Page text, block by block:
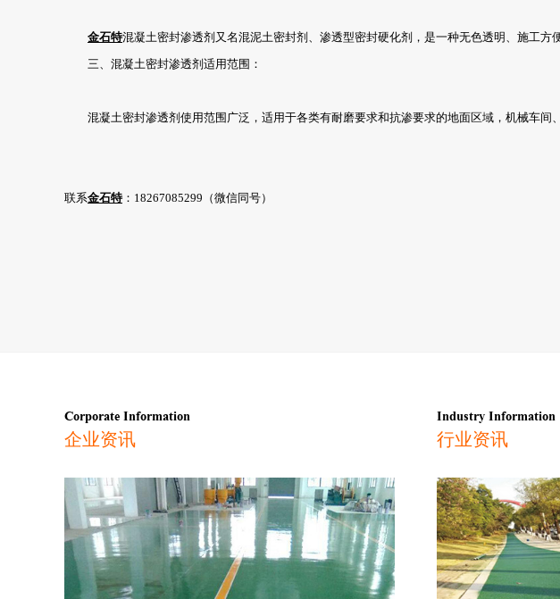
金石特混凝土密封渗透剂又名混泥土密封剂、渗透型密封硬化剂，是一种无色透明、施工
三、混凝土密封渗透剂适用范围：
混凝土密封渗透剂使用范围广泛，适用于各类有耐磨要求和抗渗要求的地面区域，机械车间
联系金石特：18267085299（微信同号）
Corporate Information
企业资讯
Industry Information
行业资讯